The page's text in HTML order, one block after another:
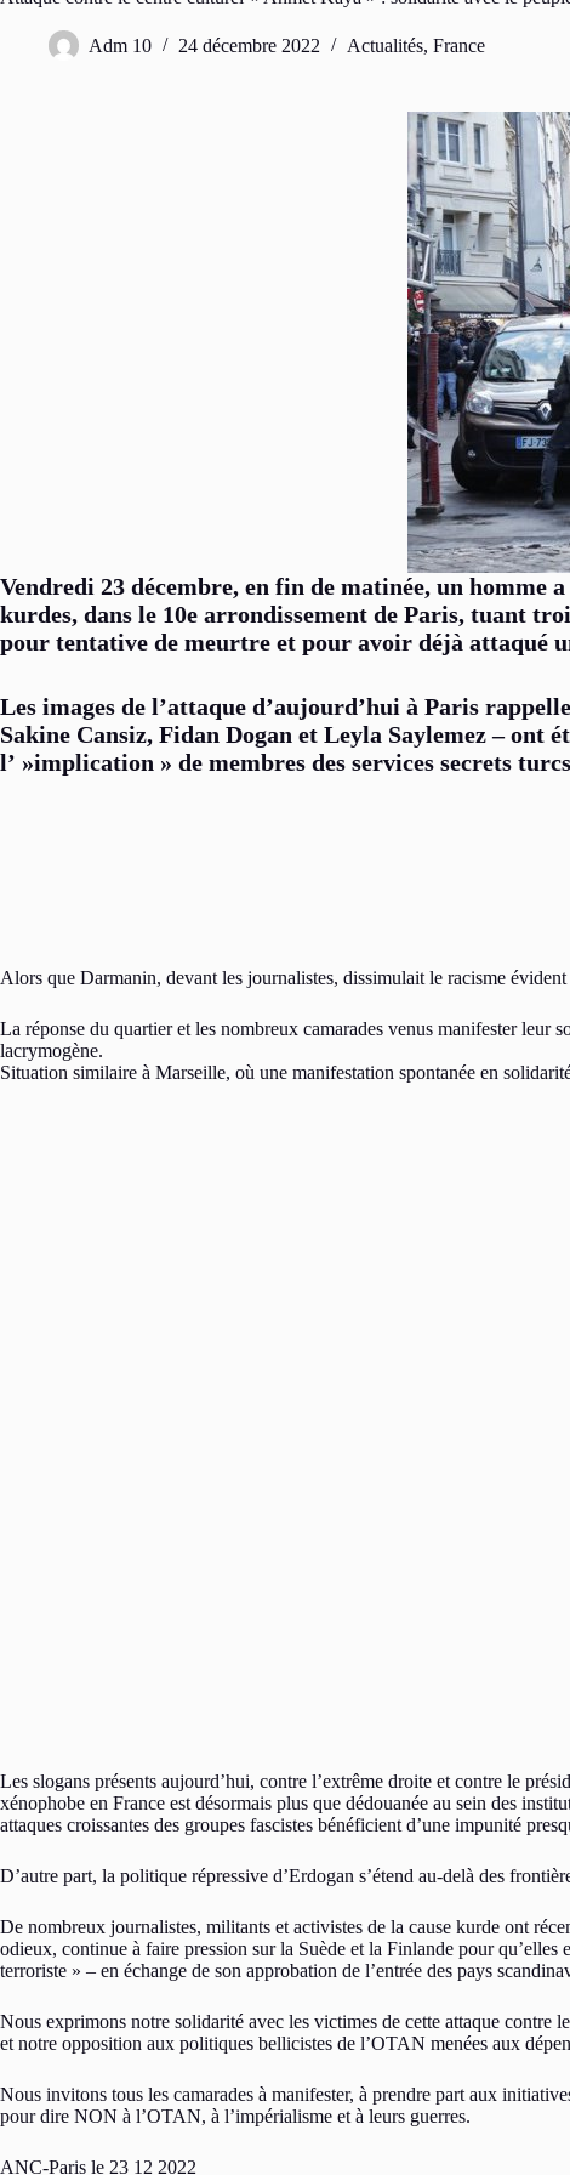
Adm 10 24 décembre 2022 Actualités, France
Vendredi 23 décembre, en fin de matinée, un homme
kurdes, dans le 10e arrondissement de Paris, tuant
pour tentative de meurtre et pour avoir déjà attaqué
Les images de l’attaque d’aujourd’hui à Paris
Sakine Cansiz, Fidan Dogan et Leyla Saylemez – ont
l’ »implication » de membres des services secrets
Alors que Darmanin, devant les journalistes, dissimulait le racisme
La réponse du quartier et les nombreux camarades venus manifester leur
lacrymogène.
Situation similaire à Marseille, où une manifestation spontanée en
Les slogans présents aujourd’hui, contre l’extrême droite et contre le
xénophobe en France est désormais plus que dédouanée au sein des
attaques croissantes des groupes fascistes bénéficient d’une impunité
D’autre part, la politique répressive d’Erdogan s’étend au-delà des
De nombreux journalistes, militants et activistes de la cause kurde ont
odieux, continue à faire pression sur la Suède et la Finlande pour
terroriste » – en échange de son approbation de l’entrée des pays
Nous exprimons notre solidarité avec les victimes de cette attaque
et notre opposition aux politiques bellicistes de l’OTAN menées aux
Nous invitons tous les camarades à manifester, à prendre part aux
pour dire NON à l’OTAN, à l’impérialisme et à leurs guerres.
ANC-Paris le 23 12 2022